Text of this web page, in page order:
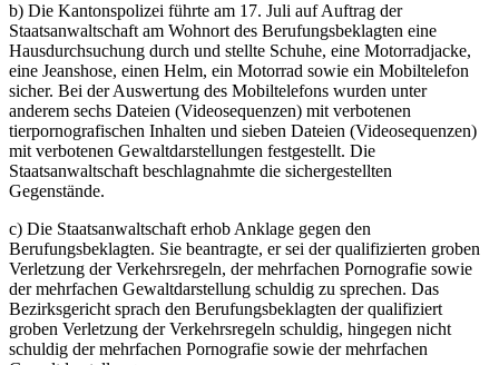
b) Die Kantonspolizei führte am 17. Juli auf Auftrag der
Staatsanwaltschaft am Wohnort des Berufungsbeklagten eine
Hausdurchsuchung durch und stellte Schuhe, eine Motorradjacke,
eine Jeanshose, einen Helm, ein Motorrad sowie ein Mobiltelefon
sicher. Bei der Auswertung des Mobiltelefons wurden unter
anderem sechs Dateien (Videosequenzen) mit verbotenen
tierpornografischen Inhalten und sieben Dateien (Videosequenzen)
mit verbotenen Gewaltdarstellungen festgestellt. Die
Staatsanwaltschaft beschlagnahmte die sichergestellten
Gegenstände.
c) Die Staatsanwaltschaft erhob Anklage gegen den
Berufungsbeklagten. Sie beantragte, er sei der qualifizierten groben
Verletzung der Verkehrsregeln, der mehrfachen Pornografie sowie
der mehrfachen Gewaltdarstellung schuldig zu sprechen. Das
Bezirksgericht sprach den Berufungsbeklagten der qualifiziert
groben Verletzung der Verkehrsregeln schuldig, hingegen nicht
schuldig der mehrfachen Pornografie sowie der mehrfachen